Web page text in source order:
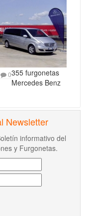
0355 furgonetas
Mercedes Benz
Newsletter
informativo del
y Furgonetas.